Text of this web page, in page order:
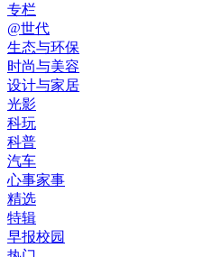
专栏
@世代
生态与环保
时尚与美容
设计与家居
光影
科玩
科普
汽车
心事家事
精选
特辑
早报校园